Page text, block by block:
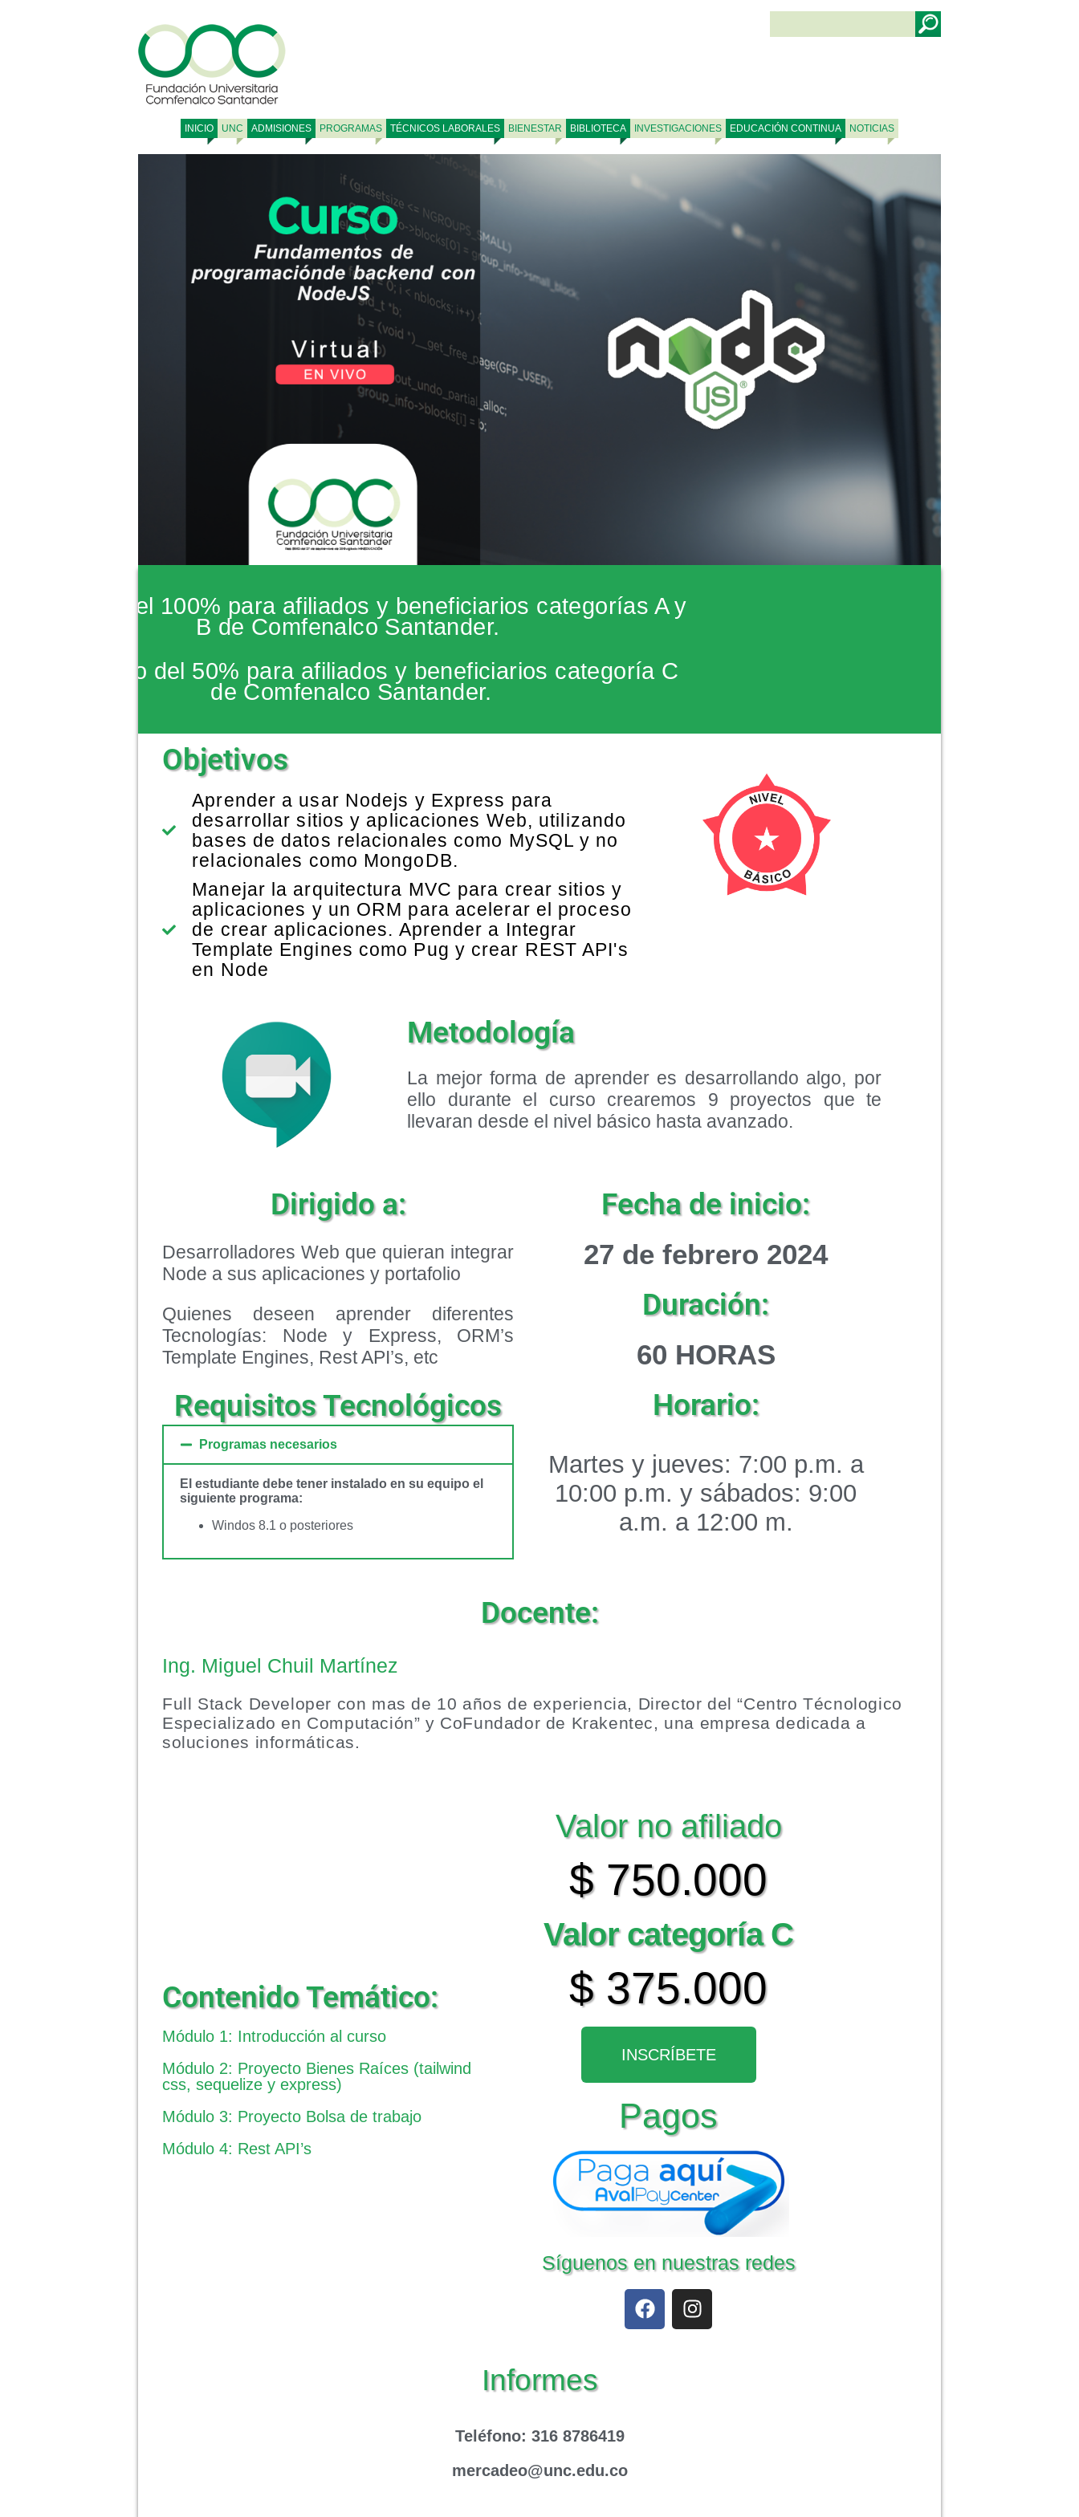
INICIO UNC ADMISIONES PROGRAMAS TÉCNICOS LABORALES BIENESTAR BIBLIOTECA INVESTIGACIONES EDUCACIÓN CONTINUA NOTICIAS
*Subsidio del 100% para afiliados y beneficiarios categorías A y
B de Comfenalco Santander.
*Descuento del 50% para afiliados y beneficiarios categoría C
de Comfenalco Santander.
Objetivos
Aprender a usar Nodejs y Express para
desarrollar sitios y aplicaciones Web, utilizando
bases de datos relacionales como MySQL y no
relacionales como MongoDB.
Manejar la arquitectura MVC para crear sitios y
aplicaciones y un ORM para acelerar el proceso
de crear aplicaciones. Aprender a Integrar
Template Engines como Pug y crear REST API's
en Node
Metodología
La mejor forma de aprender es desarrollando algo, por
ello durante el curso crearemos 9 proyectos que te
llevaran desde el nivel básico hasta avanzado.
Dirigido a:
Desarrolladores Web que quieran integrar
Node a sus aplicaciones y portafolio
Quienes deseen aprender diferentes
Tecnologías: Node y Express, ORM’s
Template Engines, Rest API’s, etc
Requisitos Tecnológicos
Programas necesarios
El estudiante debe tener instalado en su equipo el
siguiente programa:
Windos 8.1 o posteriores
Fecha de inicio:
27 de febrero 2024
Duración:
60 HORAS
Horario:
Martes y jueves: 7:00 p.m. a
10:00 p.m. y sábados: 9:00
a.m. a 12:00 m.
Docente:
Ing. Miguel Chuil Martínez
Full Stack Developer con mas de 10 años de experiencia, Director del “Centro Técnologico
Especializado en Computación” y CoFundador de Krakentec, una empresa dedicada a
soluciones informáticas.
Contenido Temático:
Módulo 1: Introducción al curso
Módulo 2: Proyecto Bienes Raíces (tailwind
css, sequelize y express)
Módulo 3: Proyecto Bolsa de trabajo
Módulo 4: Rest API’s
Valor no afiliado
$ 750.000
Valor categoría C
$ 375.000
INSCRÍBETE
Pagos
Síguenos en nuestras redes
Informes
Teléfono: 316 8786419
mercadeo@unc.edu.co